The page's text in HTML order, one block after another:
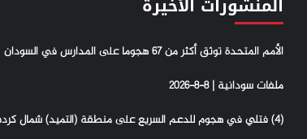
الأمم المتحدة توثق أكثر من 67 هجوما على المدارس في السودان
ملفات سودانية | 8-8-2026
(4) فتلي في هجوم للدعم السريع على منطقة (التميد) شمال كردفان